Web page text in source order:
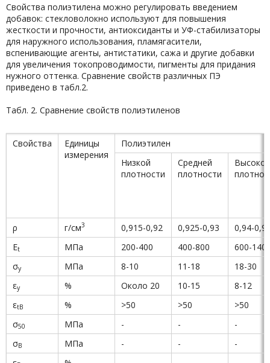
Свойства полиэтилена можно регулировать введением
добавок: стекловолокно используют для повышения
жесткости и прочности, антиоксиданты и УФ-стабилизаторы
для наружного использования, пламягасители,
вспенивающие агенты, антистатики, сажа и другие добавки
для увеличения токопроводимости, пигменты для придания
нужного оттенка. Сравнение свойств различных ПЭ
приведено в табл.2.
Табл. 2. Сравнение свойств полиэтиленов
Свойства
Единицы
измерения
Полиэтилен
Низкой
плотности
Средней
плотности
Высокой
ρ г/см3 0,915-0,92 0,925-0,93
0,94-
Et МПа 200-400 400-800
600-
σy МПа 8-10 11-18
18-30
εy % Около 20 10-15
8-12
εtB % >50 >50
>50
σ50 МПа - -
-
σB МПа - -
-